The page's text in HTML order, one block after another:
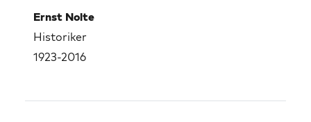
Ernst Nolte
Historiker
1923-2016